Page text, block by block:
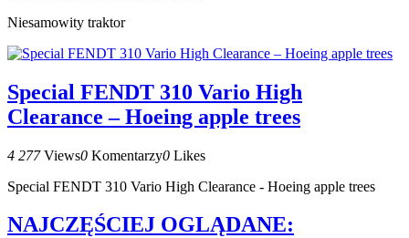
Niesamowity traktor
Special FENDT 310 Vario High
Clearance – Hoeing apple trees
4 277 Views0 Komentarzy0 Likes
Special FENDT 310 Vario High Clearance - Hoeing apple trees
NAJCZĘŚCIEJ OGLĄDANE: